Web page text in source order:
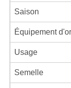
Saison
Équipement
Usage
Semelle